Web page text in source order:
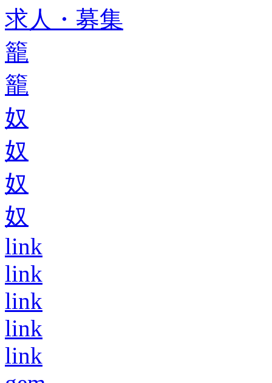
求人・募集
籠
籠
奴
奴
奴
奴
link
link
link
link
link